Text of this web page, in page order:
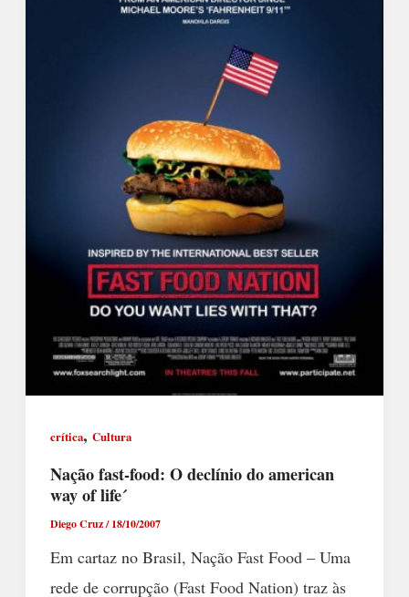
crítica, Cultura
Nação fast-food: O declínio do american
way of life´
Diego Cruz/18/10/2007
Em cartaz no Brasil, Nação Fast Food – Uma
rede de corrupção (Fast Food Nation) traz às